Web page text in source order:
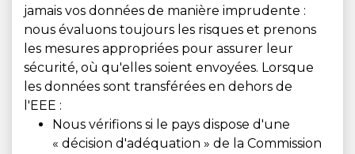
jamais vos données de manière imprudente :
nous évaluons toujours les risques et prenons
les mesures appropriées pour assurer leur
sécurité, où qu'elles soient envoyées. Lorsque
les données sont transférées en dehors de
l'EEE :
Nous vérifions si le pays dispose d'une
« décision d'adéquation » de la Commission